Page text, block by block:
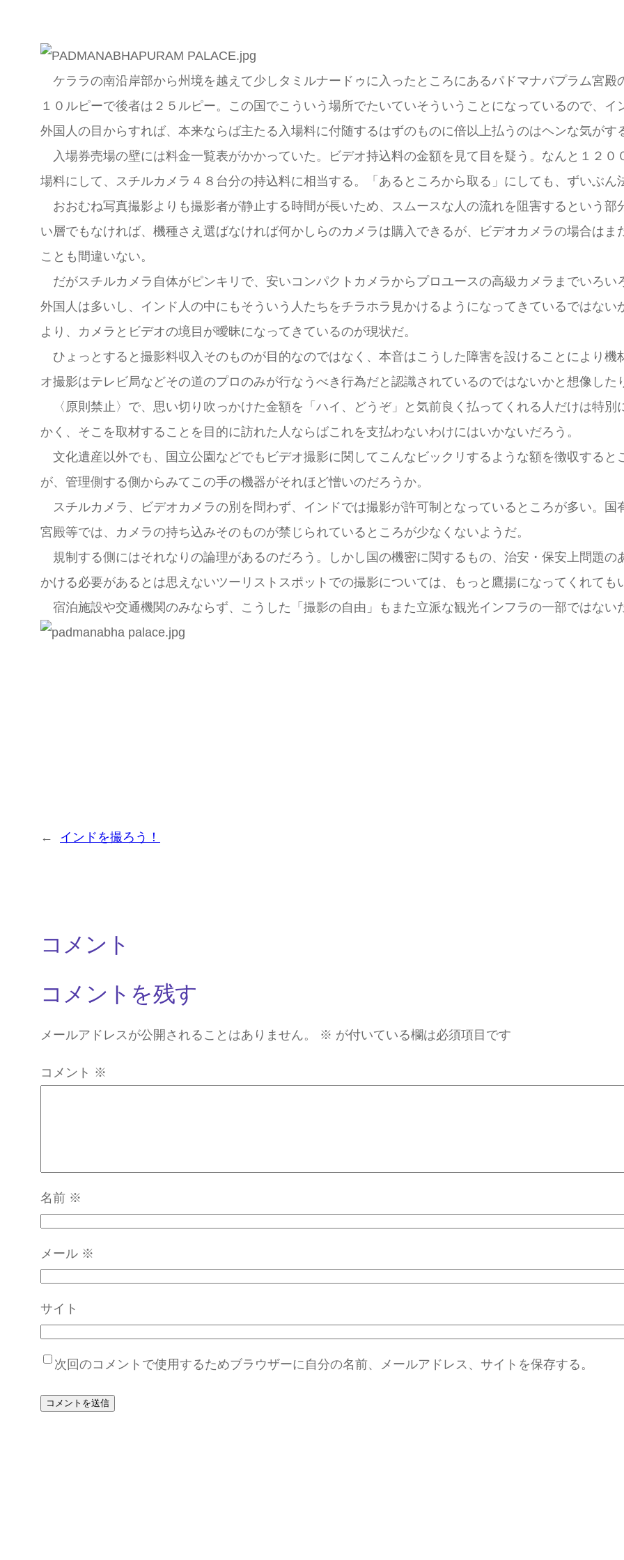
ケララの南沿岸部から州境を越えて少しタミルナードゥに入ったところにあるパドマナパプラム宮
１０ルピーで後者は２５ルピー。この国でこういう場所でたいていそういうことになっているので、
外国人の目からすれば、本来ならば主たる入場料に付随するはずのものに倍以上払うのはヘンな気がす
入場券売場の壁には料金一覧表がかかっていた。ビデオ持込料の金額を見て目を疑う。なんと１２０
場料にして、スチルカメラ４８台分の持込料に相当する。「あるところから取る」にしても、ずいぶん
おおむね写真撮影よりも撮影者が静止する時間が長いため、スムースな人の流れを阻害するという部
い層でもなければ、機種さえ選ばなければ何かしらのカメラは購入できるが、ビデオカメラの場合は
ことも間違いない。
だがスチルカメラ自体がピンキリで、安いコンパクトカメラからプロユースの高級カメラまでいろい
外国人は多いし、インド人の中にもそういう人たちをチラホラ見かけるようになってきているではな
より、カメラとビデオの境目が曖昧になってきているのが現状だ。
ひょっとすると撮影料収入そのものが目的なのではなく、本音はこうした障害を設けることにより
オ撮影はテレビ局などその道のプロのみが行なうべき行為だと認識されているのではないかと想像した
〈原則禁止〉で、思い切り吹っかけた金額を「ハイ、どうぞ」と気前良く払ってくれる人だけは特別
かく、そこを取材することを目的に訪れた人ならばこれを支払わないわけにはいかないだろう。
文化遺産以外でも、国立公園などでもビデオ撮影に関してこんなビックリするような額を徴収すると
が、管理側する側からみてこの手の機器がそれほど憎いのだろうか。
スチルカメラ、ビデオカメラの別を問わず、インドでは撮影が許可制となっているところが多い。国
宮殿等では、カメラの持ち込みそのものが禁じられているところが少なくないようだ。
規制する側にはそれなりの論理があるのだろう。しかし国の機密に関するもの、治安・保安上問題の
かける必要があるとは思えないツーリストスポットでの撮影については、もっと鷹揚になってくれ
宿泊施設や交通機関のみならず、こうした「撮影の自由」もまた立派な観光インフラの一部ではない
← インドを撮ろう！
コメント
コメントを残す
メールアドレスが公開されることはありません。 ※ が付いている欄は必須項目です
コメント ※
名前 ※
メール ※
サイト
次回のコメントで使用するためブラウザーに自分の名前、メールアドレス、サイトを保存する。